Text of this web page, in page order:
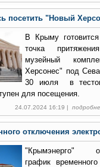
посетить "Новый
В Крыму
точка
музейный
Херсонес" под
30 июля в
для посещения.
24.07.2024 16:19 |
отключения
"Крымэнерго"
график